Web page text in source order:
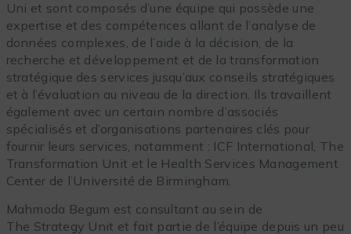
Uni et sont composés d’une équipe qui possède une
expertise et des compétences allant de l’analyse de
données complexes, de l’aide à la décision, de la
recherche et développement et de la transformation
stratégique des services jusqu’aux conseils stratégiques
et à l’évaluation au niveau de la direction. Ils travaillent
également avec un certain nombre d’associés
spécialisés et d’organisations partenaires clés pour
fournir leurs services, notamment : ICF International, The
Transformation Unit et le Health Services Management
Center de l’Université de Birmingham.
Mahmoda Begum est consultant au sein de
The Strategy Unit et fait partie de l’équipe depuis un peu